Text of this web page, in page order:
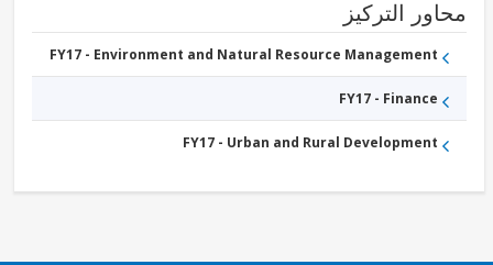
التركيز
FY17 - Environment and Natural Resource Management
FY17 - Finance
FY17 - Urban and Rural Development